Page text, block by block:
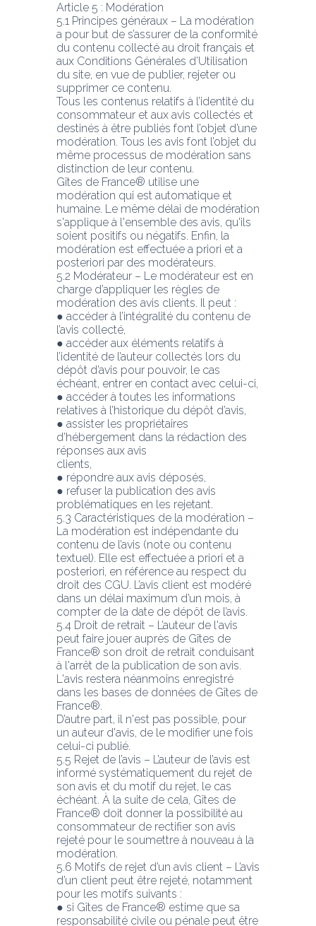
Article 5 : Modération
5.1 Principes généraux – La modération
a pour but de s’assurer de la conformité
du contenu collecté au droit français et
aux Conditions Générales d’Utilisation
du site, en vue de publier, rejeter ou
supprimer ce contenu.
Tous les contenus relatifs à l’identité du
consommateur et aux avis collectés et
destinés à être publiés font l’objet d’une
modération. Tous les avis font l’objet du
même processus de modération sans
distinction de leur contenu.
Gîtes de France® utilise une
modération qui est automatique et
humaine. Le même délai de modération
s'applique à l'ensemble des avis, qu'ils
soient positifs ou négatifs. Enfin, la
modération est effectuée a priori et a
posteriori par des modérateurs.
5.2 Modérateur – Le modérateur est en
charge d’appliquer les règles de
modération des avis clients. Il peut :
● accéder à l’intégralité du contenu de
l’avis collecté,
● accéder aux éléments relatifs à
l’identité de l’auteur collectés lors du
dépôt d’avis pour pouvoir, le cas
échéant, entrer en contact avec celui-ci,
● accéder à toutes les informations
relatives à l’historique du dépôt d’avis,
● assister les propriétaires
d’hébergement dans la rédaction des
réponses aux avis
clients,
● répondre aux avis déposés,
● refuser la publication des avis
problématiques en les rejetant.
5.3 Caractéristiques de la modération –
La modération est indépendante du
contenu de l’avis (note ou contenu
textuel). Elle est effectuée a priori et a
posteriori, en référence au respect du
droit des CGU. L’avis client est modéré
dans un délai maximum d’un mois, à
compter de la date de dépôt de l’avis.
5.4 Droit de retrait – L’auteur de l'avis
peut faire jouer auprès de Gîtes de
France® son droit de retrait conduisant
à l'arrêt de la publication de son avis.
L'avis restera néanmoins enregistré
dans les bases de données de Gîtes de
France®.
D’autre part, il n'est pas possible, pour
un auteur d'avis, de le modifier une fois
celui-ci publié.
5.5 Rejet de l’avis – L’auteur de l’avis est
informé systématiquement du rejet de
son avis et du motif du rejet, le cas
échéant. À la suite de cela, Gîtes de
France® doit donner la possibilité au
consommateur de rectifier son avis
rejeté pour le soumettre à nouveau à la
modération.
5.6 Motifs de rejet d’un avis client – L’avis
d’un client peut être rejeté, notamment
pour les motifs suivants :
● si Gîtes de France® estime que sa
responsabilité civile ou pénale peut être